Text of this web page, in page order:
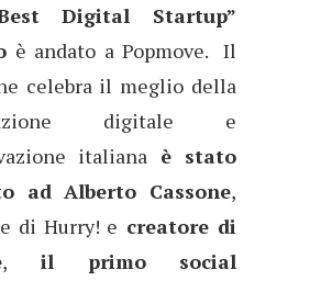
Digital Startup”
è andato a Popmove. Il
celebra il meglio della
digitale e
italiana è stato
ad Alberto Cassone,
di Hurry! e creatore di
, il primo social